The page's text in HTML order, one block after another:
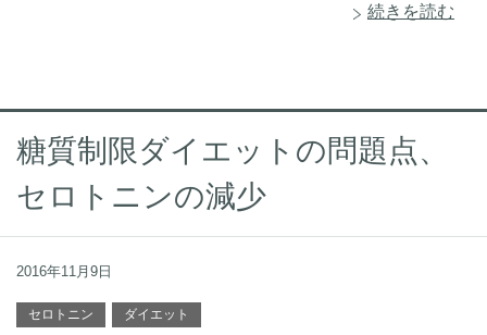
続きを読む
糖質制限ダイエットの問題点、
セロトニンの減少
2016年11月9日
セロトニン ダイエット